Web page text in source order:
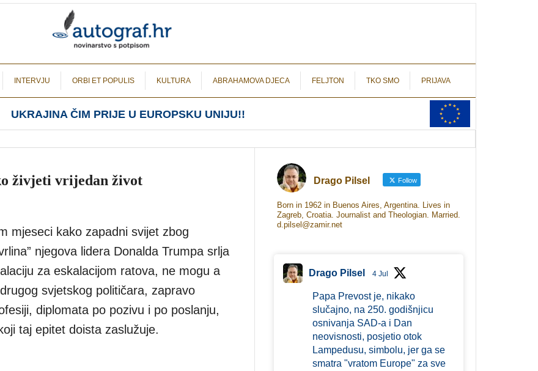
INTERVJU ORBI ET POPULIS KULTURA ABRAHAMOVA DJECA FELJTON TKO SMO PRIJAVA
UKRAJINA ČIM PRIJE U EUROPSKU UNIJU!!
živjeti vrijedan život
mjeseci kako zapadni svijet zbog
njegova lidera Donalda Trumpa srlja
za eskalacijom ratova, ne mogu a
svjetskog političara, zapravo
diplomata po pozivu i po poslanju,
taj epitet doista zaslužuje.
Drago Pilsel Follow
Born in 1962 in Buenos Aires, Argentina. Lives in
Zagreb, Croatia. Journalist and Theologian. Married.
d.pilsel@zamir.net
Drago Pilsel 4 Jul
Papa Prevost je, nikako
slučajno, na 250. godišnjicu
osnivanja SAD-a i Dan
neovisnosti, posjetio otok
Lampedusu, simbolu, jer ga se
smatra "vratom Europe" za sve